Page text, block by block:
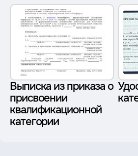
Выписка из приказа о
присвоении
квалификационной
категории